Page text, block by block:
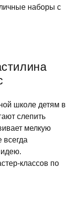
наборы с
школе детям в
слепить
мелкую
идею.
классов по